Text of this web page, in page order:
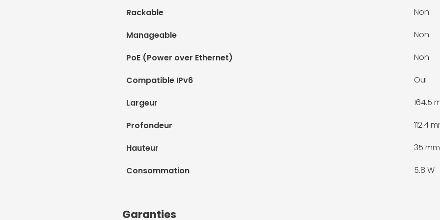
Rackable Non
Manageable Non
PoE (Power over Ethernet) Non
Compatible IPv6 Oui
Largeur 164.5
Profondeur 112.4
Hauteur 35 mm
Consommation 5.8 W
Garanties